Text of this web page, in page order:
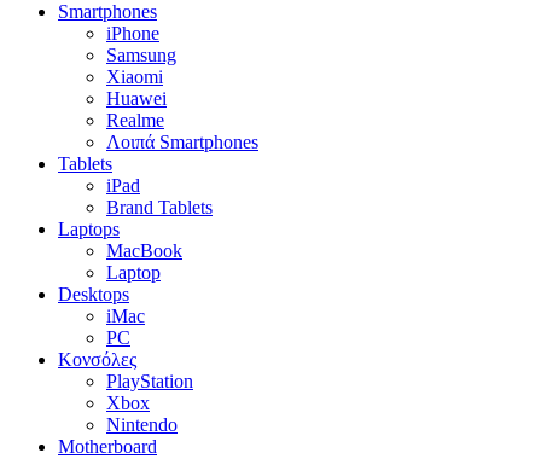
Smartphones
iPhone
Samsung
Xiaomi
Huawei
Realme
Λοιπά Smartphones
Tablets
iPad
Brand Tablets
Laptops
MacBook
Laptop
Desktops
iMac
PC
Κονσόλες
PlayStation
Xbox
Nintendo
Motherboard